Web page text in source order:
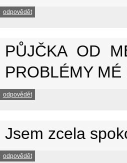
odpovědět
PŮJČKA OD
PROBLÉMY
odpovědět
Jsem zcela
odpovědět